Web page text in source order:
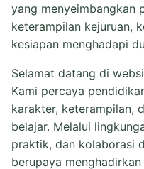
yang menyeimbangkan
keterampilan kejuruan,
kesiapan menghadapi
Selamat datang di
Kami percaya
karakter, keterampilan,
belajar. Melalui
praktik, dan kolaborasi
berupaya